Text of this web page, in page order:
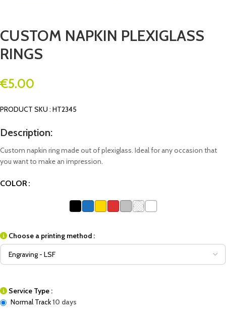
CUSTOM NAPKIN PLEXIGLASS
RINGS
€5.00
PRODUCT SKU : HT2345
Description:
Custom napkin ring made out of plexiglass. Ideal for any occasion that
you want to make an impression.
COLOR
Choose a printing method :
Service Type :
Normal Track10 days